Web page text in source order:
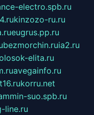
electro.spb.ru
kinzozo-ru.ru
eugrus.pp.ru
bezmorchin.ruia2.ru
elita.ru
avegainfo.ru
korru.net
suo.spb.ru
line.ru